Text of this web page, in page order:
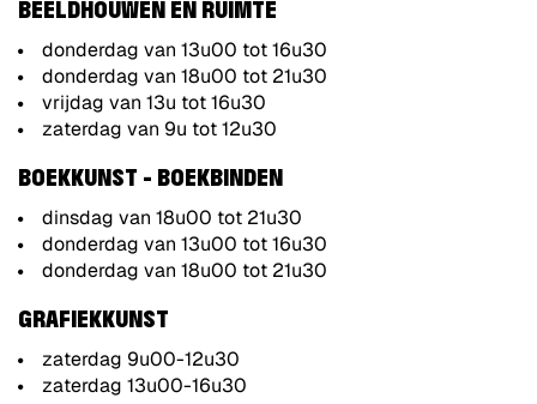
BEELDHOUWEN EN RUIMTE
donderdag van 13u00 tot 16u30
donderdag van 18u00 tot 21u30
vrijdag van 13u tot 16u30
zaterdag van 9u tot 12u30
BOEKKUNST - BOEKBINDEN
dinsdag van 18u00 tot 21u30
donderdag van 13u00 tot 16u30
donderdag van 18u00 tot 21u30
GRAFIEKKUNST
zaterdag 9u00-12u30
zaterdag 13u00-16u30